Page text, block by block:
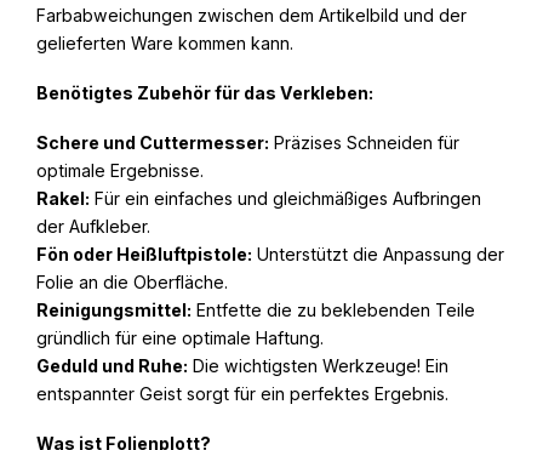
Farbabweichungen zwischen dem Artikelbild und der
gelieferten Ware kommen kann.
Benötigtes Zubehör für das Verkleben:
Schere und Cuttermesser: Präzises Schneiden für
optimale Ergebnisse.
Rakel: Für ein einfaches und gleichmäßiges Aufbringen
der Aufkleber.
Fön oder Heißluftpistole: Unterstützt die Anpassung der
Folie an die Oberfläche.
Reinigungsmittel: Entfette die zu beklebenden Teile
gründlich für eine optimale Haftung.
Geduld und Ruhe: Die wichtigsten Werkzeuge! Ein
entspannter Geist sorgt für ein perfektes Ergebnis.
Was ist Folienplott?